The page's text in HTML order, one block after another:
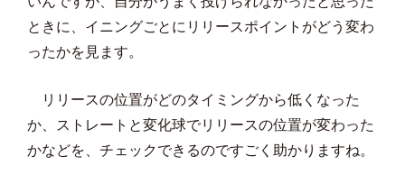
ときに、イニングごとにリリースポイントがどう変わ
ったかを見ます。
リリースの位置がどのタイミングから低くなった
か、ストレートと変化球でリリースの位置が変わった
かなどを、チェックできるのですごく助かりますね。